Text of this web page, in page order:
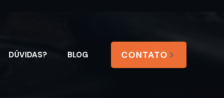
DÚVIDAS? BLOG CONTATO